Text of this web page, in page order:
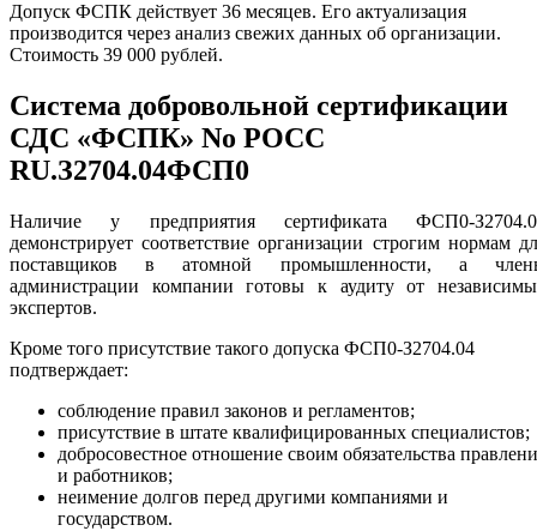
Допуск ФСПК действует 36 месяцев. Его актуализация
производится через анализ свежих данных об организации.
Стоимость 39 000 рублей.
Система добровольной сертификации
СДС «ФСПК» No РОСС
RU.З2704.04ФСП0
Наличие у предприятия сертификата ФСП0-
демонстрирует соответствие организации строгим нормам
поставщиков в атомной промышленности, а
администрации компании готовы к аудиту от
экспертов.
Кроме того присутствие такого допуска ФСП0-З2704.04
подтверждает:
соблюдение правил законов и регламентов;
присутствие в штате квалифицированных специалистов;
добросовестное отношение своим обязательства
и работников;
неимение долгов перед другими компаниями и
государством.